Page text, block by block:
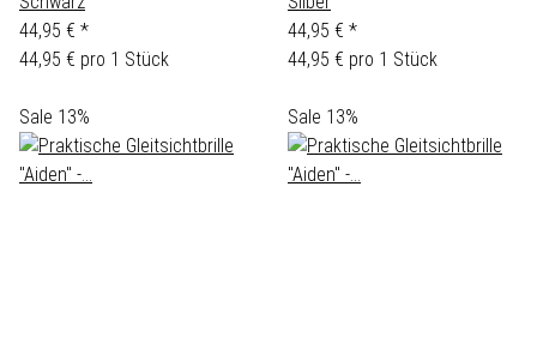
44,95 € *
44,95 € pro 1 Stück
44,95 € *
44,95 € pro 1 Stück
Sale 13% Sale 13%